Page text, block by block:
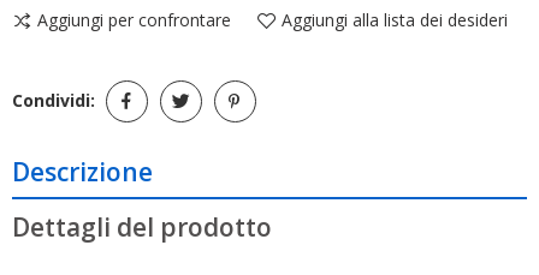
Aggiungi per confrontare Aggiungi alla lista dei desideri
Condividi:
Descrizione
Dettagli del prodotto